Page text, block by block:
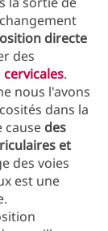
directe
des
cervicales.
nous l'avons
dans la
cause des
et
des voies
est une